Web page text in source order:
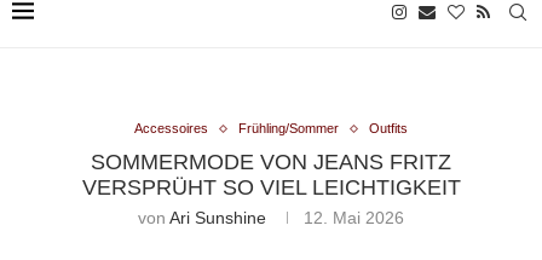
Accessoires Frühling/Sommer Outfits
SOMMERMODE VON JEANS FRITZ
VERSPRÜHT SO VIEL LEICHTIGKEIT
von Ari Sunshine 12. Mai 2026